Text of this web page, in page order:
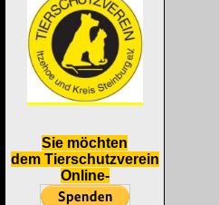
Sie möchten
dem Tierschutzverein
Online-